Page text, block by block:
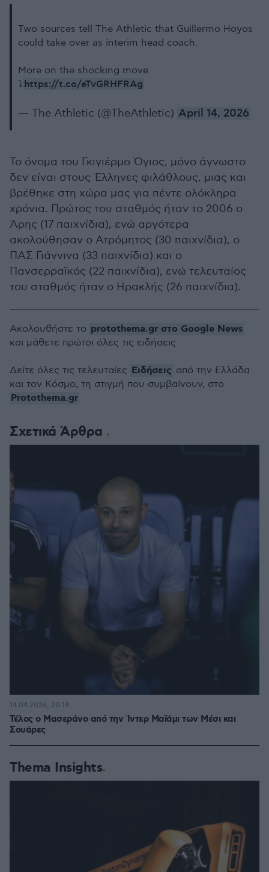
Two sources tell The Athletic that Guillermo Hoyos
could take over as interim head coach.
More on the shocking move
⤵️ https://t.co/eTvGRHFRAg
— The Athletic (@TheAthletic) April 14, 2026
Το όνομα του Γκιγιέρμο Όγιος, μόνο άγνωστο
δεν είναι στους Έλληνες φιλάθλους, μιας και
βρέθηκε στη χώρα μας για πέντε ολόκληρα
χρόνια. Πρώτος του σταθμός ήταν το 2006 ο
Άρης (17 παιχνίδια), ενώ αργότερα
ακολούθησαν ο Ατρόμητος (30 παιχνίδια), ο
ΠΑΣ Γιάννινα (33 παιχνίδια) και ο
Πανσερραϊκός (22 παιχνίδια), ενώ τελευταίος
του σταθμός ήταν ο Ηρακλής (26 παιχνίδια).
Σχετικά Άρθρα
Τέλος ο Μασεράνο από την Ίντερ Μαϊάμι των Μέσι και
Σουάρες
14.04.2026, 20:14
Thema Insights
Ακολουθήστε το protothema.gr στο Google News
και μάθετε πρώτοι όλες τις ειδήσεις
Δείτε όλες τις τελευταίες Ειδήσεις από την Ελλάδα
και τον Κόσμο, τη στιγμή που συμβαίνουν, στο
Protothema.gr